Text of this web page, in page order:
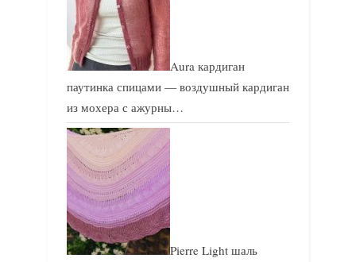
Aura кардиган
паутинка спицами — воздушный кардиган
из мохера с ажурны…
Pierre Light шаль